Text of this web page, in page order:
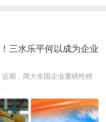
三水乐平何以成为企业
期，两大全国企业重磅性榜